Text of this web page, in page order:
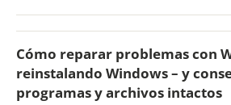
Cómo reparar problemas con
reinstalando Windows – y
programas y archivos intactos